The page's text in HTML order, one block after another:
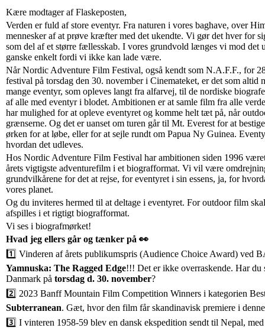
Kære modtager af Flaskeposten,
Verden er fuld af store eventyr. Fra naturen i vores baghave, over
mennesker af at prøve kræfter med det ukendte. Vi gør det hver for
som del af et større fællesskab. I vores grundvold længes vi mod det
ganske enkelt fordi vi ikke kan lade være.
Når Nordic Adventure Film Festival, også kendt som N.A.F.F., for
festival på torsdag den 30. november i Cinemateket, er det som altid
mange eventyr, som opleves langt fra alfarvej, til de nordiske
af alle med eventyr i blodet. Ambitionen er at samle film fra alle
har mulighed for at opleve eventyret og komme helt tæt på, når
grænserne. Og det er uanset om turen går til Mt. Everest for at
ørken for at løbe, eller for at sejle rundt om Papua Ny Guinea.
hvordan det udleves.
Hos Nordic Adventure Film Festival har ambitionen siden 1996
årets vigtigste adventurefilm i et biografformat. Vi vil være
grundvilkårene for det at rejse, for eventyret i sin essens, ja, for
vores planet.
Og du inviteres hermed til at deltage i eventyret. For outdoor film
afspilles i et rigtigt biografformat.
Vi ses i biografmørket!
Hvad jeg ellers går og tænker på 👀
1️⃣ Vinderen af årets publikumspris (Audience Choice Award) ved
Yamnuska: The Ragged Edge!!! Det er ikke overraskende. Har
Danmark på torsdag d. 30. november?
2️⃣ 2023 Banff Mountain Film Competition Winners i kategorien
Subterranean. Gæt, hvor den film får skandinavisk premiere i
3️⃣ I vinteren 1958-59 blev en dansk ekspedition sendt til Nepal,